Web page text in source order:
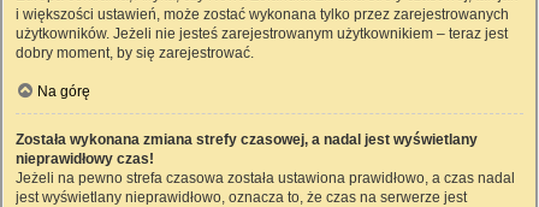
i większości ustawień, może zostać wykonana tylko przez zarejestrowanych
użytkowników. Jeżeli nie jesteś zarejestrowanym użytkownikiem – teraz jest
dobry moment, by się zarejestrować.
Na górę
Została wykonana zmiana strefy czasowej, a nadal jest wyświetlany
nieprawidłowy czas!
Jeżeli na pewno strefa czasowa została ustawiona prawidłowo, a czas nadal
jest wyświetlany nieprawidłowo, oznacza to, że czas na serwerze jest